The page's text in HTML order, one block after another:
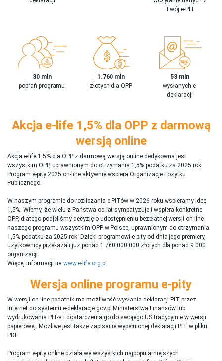
Twój e-PIT
30 mln
pobrań programu
1.760 mln
złotych dla OPP
53 mln
wysłanych e-
deklaracji
Akcja e-life 1,5% dla OPP z darmową
wersją online
Akcja e-life 1,5% dla OPP z darmową wersją online dedykowna jest
wszystkim OPP, uprawnionym do otrzymania 1,5% podatku za 2025 rok.
Program e-pity 2025 on-line aktywnie wspiera Organizacje Pożytku
Publicznego.
W naszym programie do rozliczania e-PITów w 2026 roku wspieramy ideę
1,5%. Wiemy, że wielu z Państwa od lat sympatyzuje i wspiera konkretne
OPP, dlatego podjęliśmy decyzję o udostępnieniu bezpłatnej wersji on-line
naszego programu wszystkim OPP w Polsce, uprawnionym do otrzymania
1,5% podatku za 2025 rok. Dzięki programowi e-pity od dnia jego premiery,
użytkownicy przekazali już ponad 1 760 000 000 złotych dla ponad 9 000
organizacji.
Więcej informacji na www.e-life.org.pl
Wersja online programu e-pity
W wersji on-line podatnik ma możliwość wysłania deklaracji PIT przez
Internet do systemu e-deklaracje.gov.pl Ministerstwa Finansów lub
wydrukowania PIT-a i dostarczenia go do swojego US tradycyjnie w wersji
papierowej. Możliwe jest także zapisanie wypełnionej deklaracji PIT w pliku
PDF.
Program e-pity online działa we wszystkich najpopularniejszych